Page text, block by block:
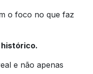
o foco no que faz
histórico.
e não apenas